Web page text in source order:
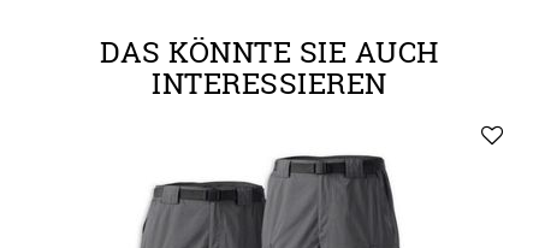
DAS KÖNNTE SIE AUCH
INTERESSIEREN